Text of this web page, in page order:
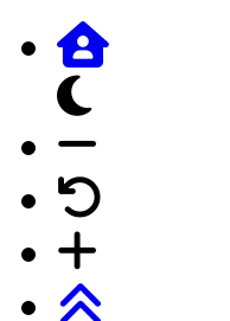
dunkles Design
Schrift auf
Schrift vergrössern